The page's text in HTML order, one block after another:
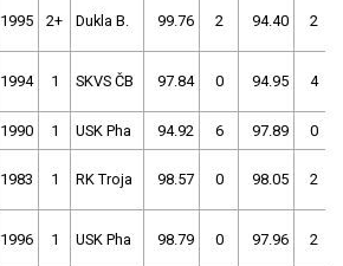
1995 2+ Dukla B. 99.76 2 94.40 2
1994 1 SKVS ČB 97.84 0 94.95 4
1990 1 USK Pha 94.92 6 97.89 0
1983 1 RK Troja 98.57 0 98.05 2
1996 1 USK Pha 98.79 0 97.96 2